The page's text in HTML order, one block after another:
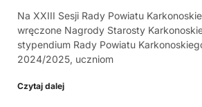
Na XXIII Sesji Rady Powiatu
wręczone Nagrody Starosty
stypendium Rady Powiatu
2024/2025, uczniom
Czytaj dalej